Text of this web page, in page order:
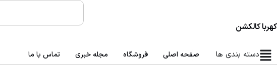
کهربا کالکشن
دسته بندی ها صفحه اصلی فروشگاه مجله خبری تماس با ما